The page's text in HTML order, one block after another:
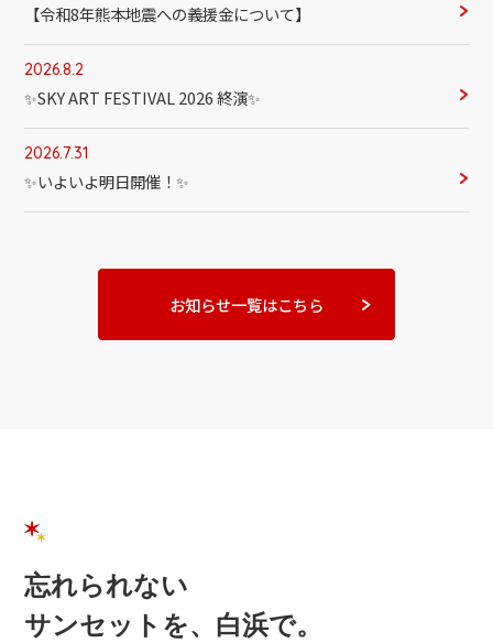
【令和8年熊本地震への義援金について】
2026.8.2
✨SKY ART FESTIVAL 2026 終演✨
2026.7.31
✨いよいよ明日開催！✨
お知らせ一覧はこちら
忘れられない
サンセットを、白浜で。